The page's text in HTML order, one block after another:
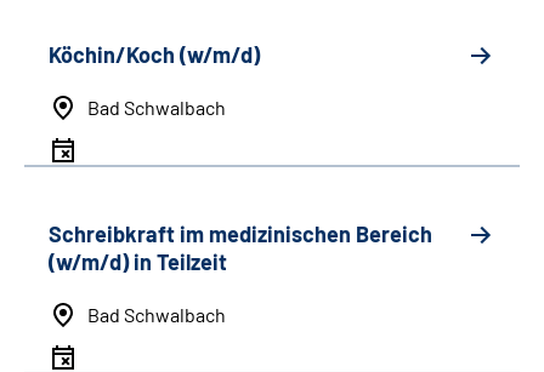
Köchin/Koch (w/m/d)
Bad Schwalbach
Schreibkraft im medizinischen Bereich
(w/m/d) in Teilzeit
Bad Schwalbach